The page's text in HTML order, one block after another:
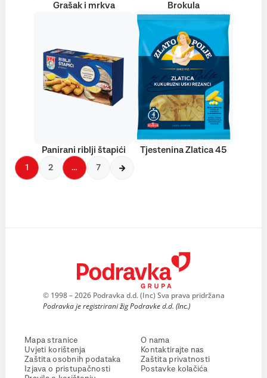
Grašak i mrkva Brokula
Panirani riblji štapići Tjestenina Zlatica 45
1 2 … 7
© 1998 – 2026 Podravka d.d. (Inc) Sva prava pridržana
Podravka je registrirani žig Podravke d.d. (Inc.)
Mapa stranice
Uvjeti korištenja
Zaštita osobnih podataka
Izjava o pristupačnosti
O nama
Kontaktirajte nas
Zaštita privatnosti
Postavke kolačića